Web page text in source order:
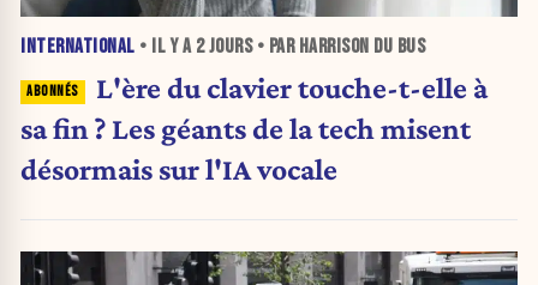
INTERNATIONAL • IL Y A 2 JOURS• PAR HARRISON DU BUS
L'ère du clavier touche-t-elle à
sa fin ? Les géants de la tech misent
désormais sur l'IA vocale